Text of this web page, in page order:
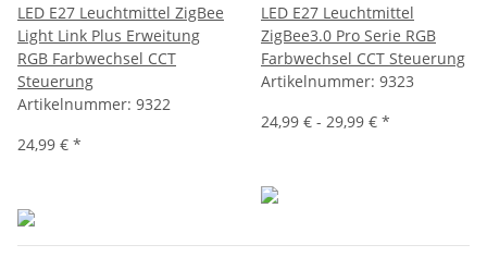
LED E27 Leuchtmittel ZigBee
Light Link Plus Erweitung
RGB Farbwechsel CCT
Steuerung
Artikelnummer: 9322
24,99 € *
LED E27 Leuchtmittel
ZigBee3.0 Pro Serie RGB
Farbwechsel CCT Steuerung
Artikelnummer: 9323
24,99 € - 29,99 € *